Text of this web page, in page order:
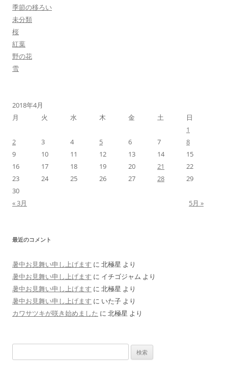
季節の移ろい
未分類
桜
紅葉
野の花
雪
2018年4月
月
火 水 木 金 土
日
1
2
3 4 5 6 7
8
9
10 11 12 13 14
15
16
17 18 19 20 21
22
23
24 25 26 27 28
29
30
« 3月
5月 »
最近のコメント
暑中お見舞い申し上げます に 北極星 より
暑中お見舞い申し上げます に イチゴジャム より
暑中お見舞い申し上げます に 北極星 より
暑中お見舞い申し上げます に いた子 より
カワサツキが咲き始めました に 北極星 より
索: